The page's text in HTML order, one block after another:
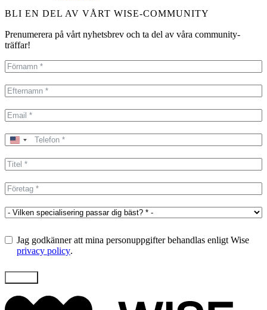
BLI EN DEL AV VÅRT WISE-COMMUNITY
Prenumerera på vårt nyhetsbrev och ta del av våra community-
träffar!
United
+1
Jag godkänner att mina personuppgifter behandlas enligt Wise
privacy policy.